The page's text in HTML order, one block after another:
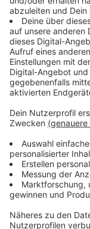
Herzegowina.
Anzeige
Mehr
Anzeige
ersten Treffen
Trauerfeier für
fast ausgebucht
Neuer